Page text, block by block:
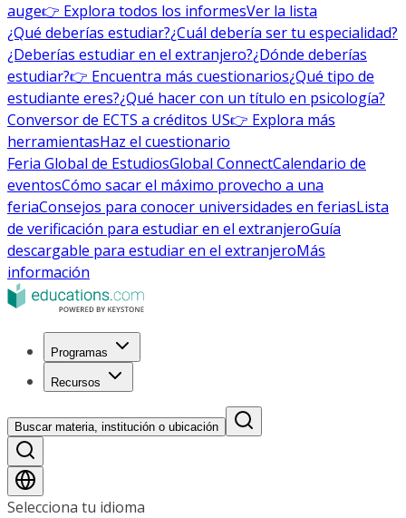
auge👉 Explora todos los informesVer la lista
¿Qué deberías estudiar?¿Cuál debería ser tu especialidad?
¿Deberías estudiar en el extranjero?¿Dónde deberías
estudiar?👉 Encuentra más cuestionarios¿Qué tipo de
estudiante eres?¿Qué hacer con un título en psicología?
Conversor de ECTS a créditos US👉 Explora más
herramientasHaz el cuestionario
Feria Global de EstudiosGlobal ConnectCalendario de
eventosCómo sacar el máximo provecho a una
feriaConsejos para conocer universidades en feriasLista
de verificación para estudiar en el extranjeroGuía
descargable para estudiar en el extranjeroMás
información
Programas
Recursos
Buscar materia, institución o ubicación
Selecciona tu idioma